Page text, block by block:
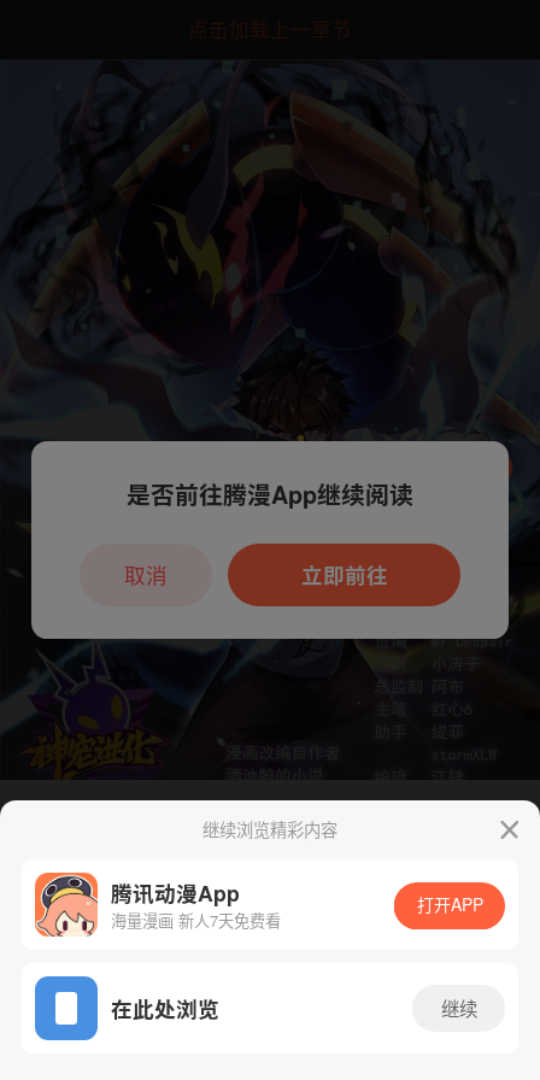
点击加载上一章节
App免费看
腾漫App免费看
继续浏览精彩内容
腾讯动漫App
海量漫画 新人7天免费看
打开APP
在此处浏览 继续
本章节仅支持App阅读，可打开App新用
户7天免费看
是否前往腾漫App继续阅读
立即前往
取消